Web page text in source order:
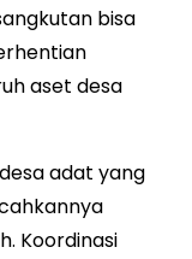
bisa
aset desa
adat yang
Koordinasi